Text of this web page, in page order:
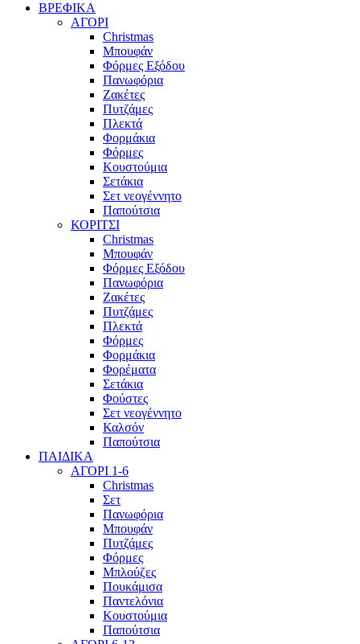
ΒΡΕΦΙΚΑ
ΑΓΟΡΙ
Christmas
Μπουφάν
Φόρμες Εξόδου
Πανωφόρια
Ζακέτες
Πυτζάμες
Πλεκτά
Φορμάκια
Φόρμες
Κουστούμια
Σετάκια
Σετ νεογέννητο
Παπούτσια
ΚΟΡΙΤΣΙ
Christmas
Μπουφάν
Φόρμες Εξόδου
Πανωφόρια
Ζακέτες
Πυτζάμες
Πλεκτά
Φόρμες
Φορμάκια
Φορέματα
Σετάκια
Φούστες
Σετ νεογέννητο
Καλσόν
Παπούτσια
ΠΑΙΔΙΚΑ
ΑΓΟΡΙ 1-6
Christmas
Σετ
Πανωφόρια
Μπουφάν
Πυτζάμες
Φόρμες
Μπλούζες
Πουκάμισα
Παντελόνια
Κουστούμια
Παπούτσια